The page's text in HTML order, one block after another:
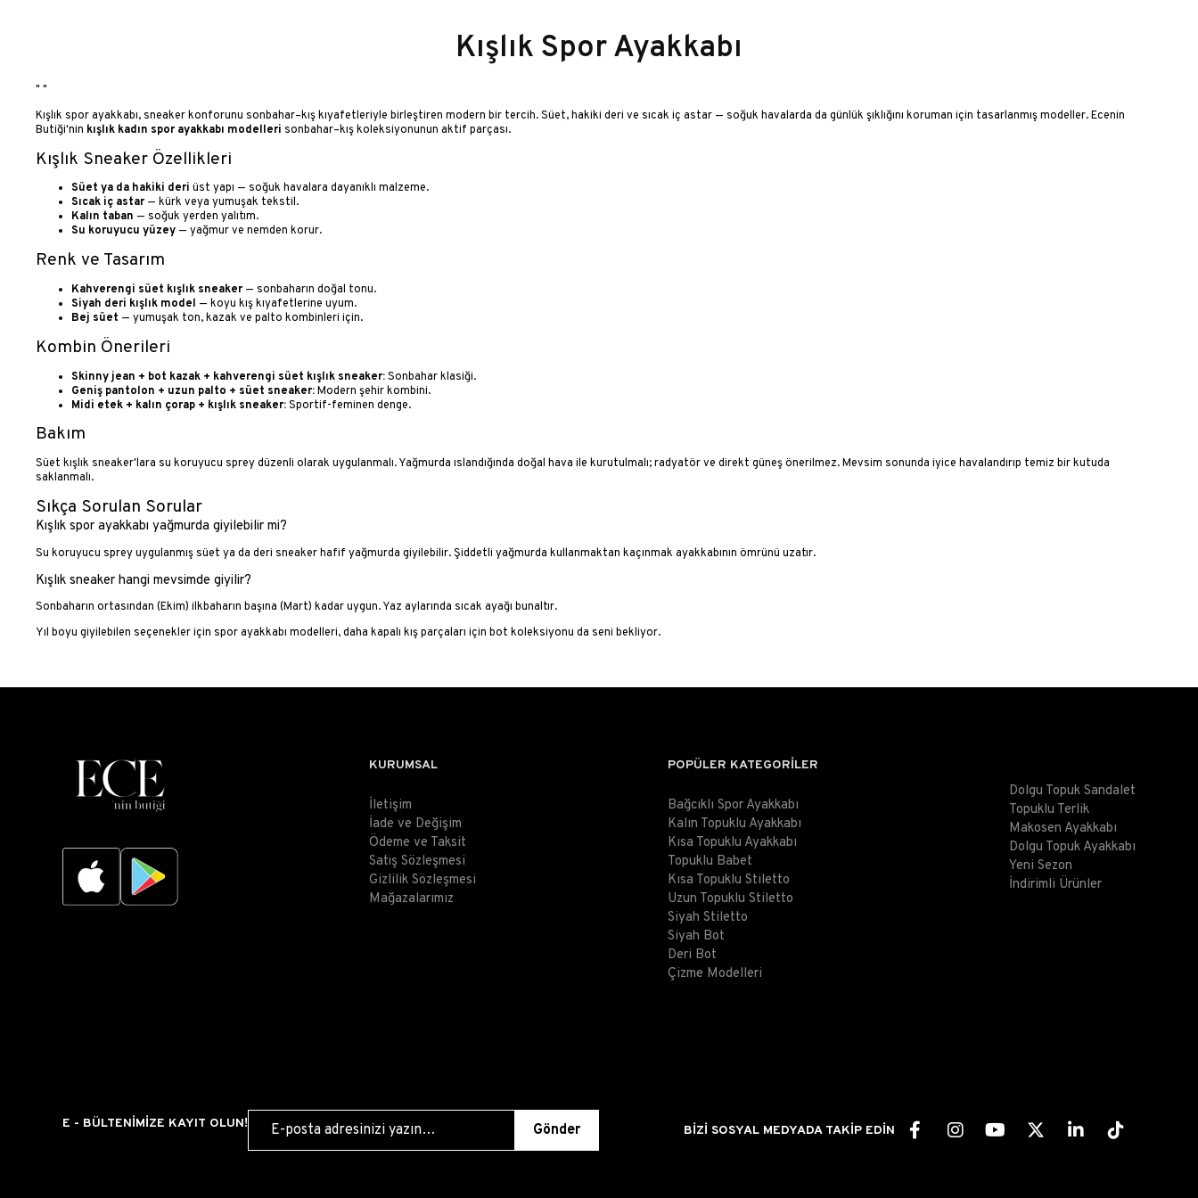
Kışlık Spor Ayakkabı
"
Kışlık spor ayakkabı, sneaker konforunu sonbahar–kış kıyafetleriyle birleştiren modern bir tercih. Süet, hakiki deri ve sıcak iç astar — soğuk havalarda da günlük şıklığını koruman için tasarlanmış modeller. Ecenin
Butiği'nin kışlık kadın spor ayakkabı modelleri sonbahar–kış koleksiyonunun aktif parçası.
Kışlık Sneaker Özellikleri
Süet ya da hakiki deri üst yapı — soğuk havalara dayanıklı malzeme.
Sıcak iç astar — kürk veya yumuşak tekstil.
Kalın taban — soğuk yerden yalıtım.
Su koruyucu yüzey — yağmur ve nemden korur.
Renk ve Tasarım
Kahverengi süet kışlık sneaker — sonbaharın doğal tonu.
Siyah deri kışlık model — koyu kış kıyafetlerine uyum.
Bej süet — yumuşak ton, kazak ve palto kombinleri için.
Kombin Önerileri
Skinny jean + bot kazak + kahverengi süet kışlık sneaker:Sonbahar klasiği.
Geniş pantolon + uzun palto + süet sneaker:Modern şehir kombini.
Midi etek + kalın çorap + kışlık sneaker:Sportif-feminen denge.
Bakım
Süet kışlık sneaker'lara su koruyucu sprey düzenli olarak uygulanmalı. Yağmurda ıslandığında doğal hava ile kurutulmalı; radyatör ve direkt güneş önerilmez. Mevsim sonunda iyice havalandırıp temiz bir kutuda
saklanmalı.
Sıkça Sorulan Sorular
Kışlık spor ayakkabı yağmurda giyilebilir mi?
Su koruyucu sprey uygulanmış süet ya da deri sneaker hafif yağmurda giyilebilir. Şiddetli yağmurda kullanmaktan kaçınmak ayakkabının ömrünü uzatır.
Kışlık sneaker hangi mevsimde giyilir?
Sonbaharın ortasından (Ekim) ilkbaharın başına (Mart) kadar uygun. Yaz aylarında sıcak ayağı bunaltır.
Yıl boyu giyilebilen seçenekler için spor ayakkabı modelleri, daha kapalı kış parçaları için bot koleksiyonu da seni bekliyor.
"
KURUMSAL
İletişim
İade ve Değişim
Ödeme ve Taksit
Satış Sözleşmesi
Gizlilik Sözleşmesi
Mağazalarımız
POPÜLER KATEGORİLER
Bağcıklı Spor Ayakkabı
Kalın Topuklu Ayakkabı
Kısa Topuklu Ayakkabı
Topuklu Babet
Kısa Topuklu Stiletto
Uzun Topuklu Stiletto
Siyah Stiletto
Siyah Bot
Deri Bot
Çizme Modelleri
Dolgu Topuk Sandalet
Topuklu Terlik
Makosen Ayakkabı
Dolgu Topuk Ayakkabı
Yeni Sezon
İndirimli Ürünler
E - BÜLTENİMİZE KAYIT OLUN! Gönder BİZİ SOSYAL MEDYADA TAKİP EDİN